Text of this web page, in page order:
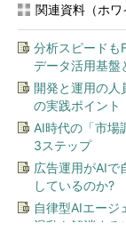
関連資料（ホワ
分析スピードも
データ活用基盤
開発と運用の人
の実践ポイント
AI時代の「市場
3ステップ
広告運用がAIで
しているのか?
自律型AIエージ
混乱を解消する